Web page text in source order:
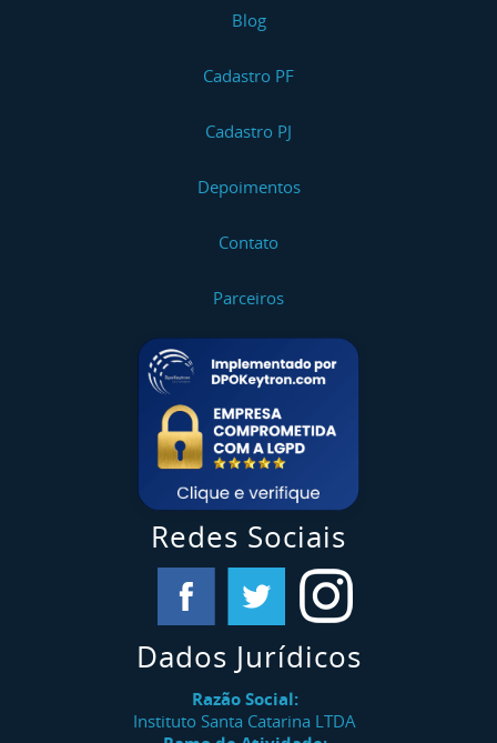
Blog
Cadastro PF
Cadastro PJ
Depoimentos
Contato
Parceiros
Redes Sociais
Dados Jurídicos
Razão Social:
Instituto Santa Catarina LTDA